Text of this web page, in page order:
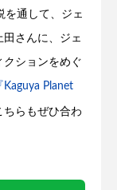
を通して、ジェ
さんに、ジェ
クションをめぐ
Kaguya Planet
ちらもぜひ合わ